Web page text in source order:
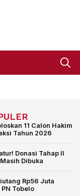
11 Calon Hakim
Tahun 2026
Donasi Tahap II
Dibuka
Rp56 Juta
Tobelo